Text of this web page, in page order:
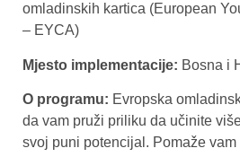
omladinskih kartica (European
– EYCA)
Mjesto implementacije: Bosna i
O programu: Evropska
da vam pruži priliku da učinite
svoj puni potencijal. Pomaže